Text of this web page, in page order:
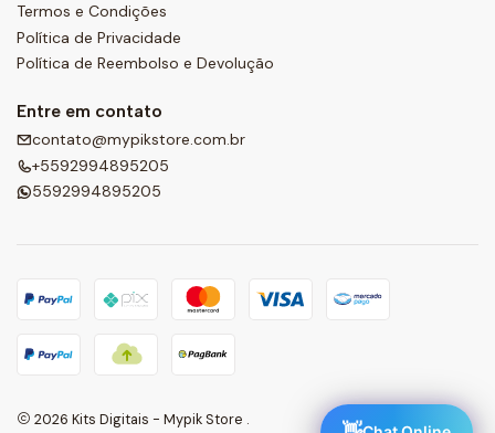
Termos e Condições
Política de Privacidade
Política de Reembolso e Devolução
Entre em contato
contato@mypikstore.com.br
+5592994895205
5592994895205
2026 Kits Digitais - Mypik Store .